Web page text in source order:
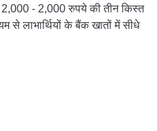
2,000 - 2,000 रुपये की तीन किस्त
से लाभार्थियों के बैंक खातों में सीधे